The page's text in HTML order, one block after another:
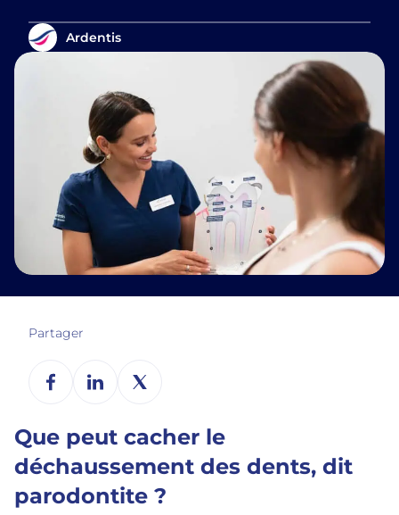
Ardentis
Partager
Que peut cacher le
déchaussement des dents, dit
parodontite ?